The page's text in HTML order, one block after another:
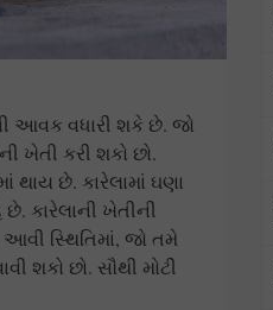
આવક વધારી શકે છે. જો
ખેતી કરી શકો છો.
છે. કારેલામાં ઘણા
કારેલાની ખેતીની
સ્થિતિમાં, જો તમે
શકો છો. સૌથી મોટી